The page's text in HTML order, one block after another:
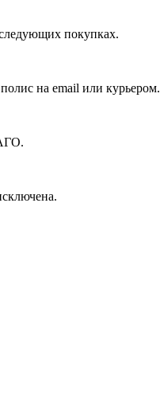
покупках.
на email или курьером.